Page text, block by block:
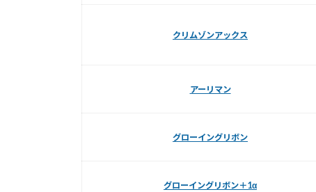
クリムゾンアックス
アーリマン
グローイングリボン
グローイングリボン＋1α